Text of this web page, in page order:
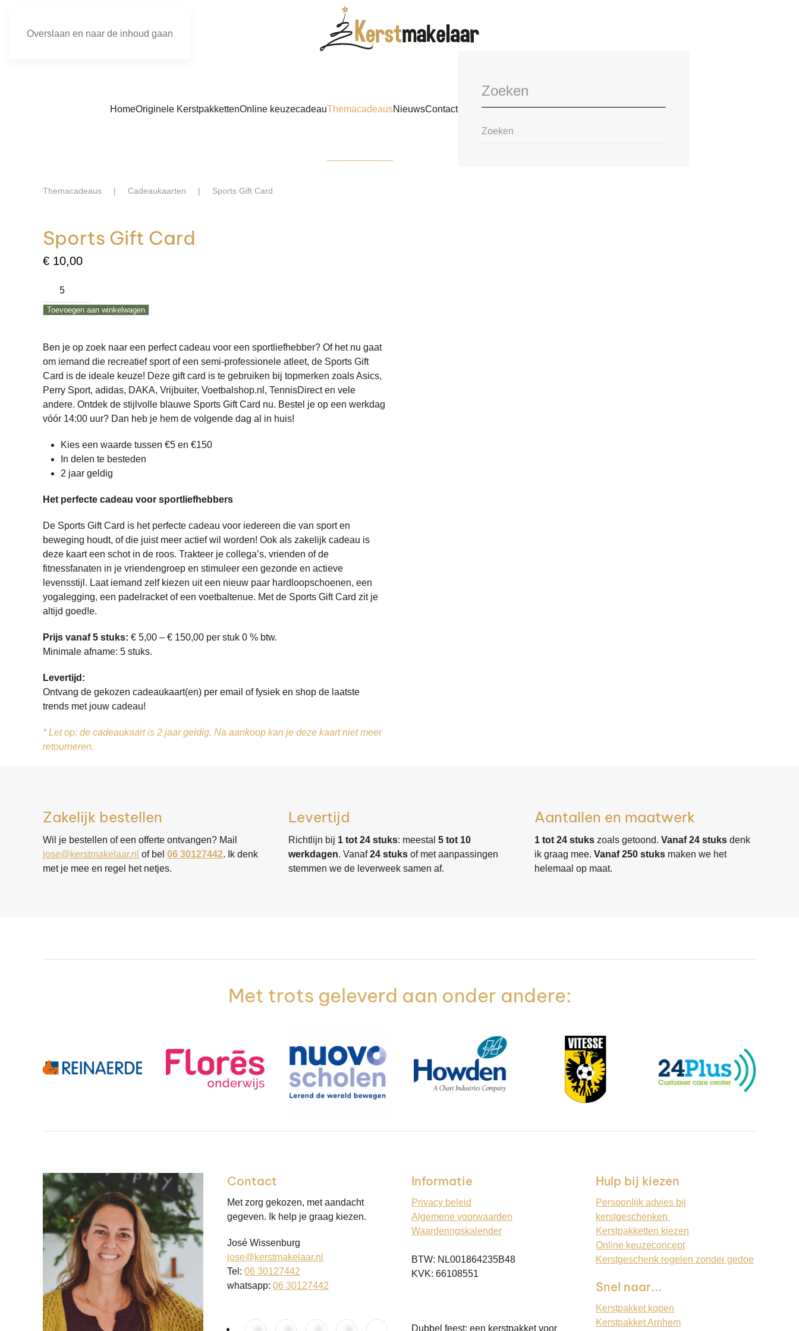
Overslaan en naar de inhoud gaan
HomeOriginele KerstpakkettenOnline keuzecadeauThemacadeausNieuwsContact
Themacadeaus Cadeaukaarten Sports Gift Card
Sports Gift Card
€ 10,00
Sports
Card
Toevoegen aan winkelwagen
Ben je op zoek naar een perfect cadeau voor een sportliefhebber? Of het nu gaat
om iemand die recreatief sport of een semi-professionele atleet, de Sports Gift
Card is de ideale keuze! Deze gift card is te gebruiken bij topmerken zoals Asics,
Perry Sport, adidas, DAKA, Vrijbuiter, Voetbalshop.nl, TennisDirect en vele
andere. Ontdek de stijlvolle blauwe Sports Gift Card nu. Bestel je op een werkdag
vóór 14:00 uur? Dan heb je hem de volgende dag al in huis!
Kies een waarde tussen €5 en €150
In delen te besteden
2 jaar geldig
Het perfecte cadeau voor sportliefhebbers
De Sports Gift Card is het perfecte cadeau voor iedereen die van sport en
beweging houdt, of die juist meer actief wil worden! Ook als zakelijk cadeau is
deze kaart een schot in de roos. Trakteer je collega’s, vrienden of de
fitnessfanaten in je vriendengroep en stimuleer een gezonde en actieve
levensstijl. Laat iemand zelf kiezen uit een nieuw paar hardloopschoenen, een
yogalegging, een padelracket of een voetbaltenue. Met de Sports Gift Card zit je
altijd goed!e.
Prijs vanaf 5 stuks: € 5,00 – € 150,00 per stuk 0 % btw.
Minimale afname: 5 stuks.
Levertijd:
Ontvang de gekozen cadeaukaart(en) per email of fysiek en shop de laatste
trends met jouw cadeau!
* Let op: de cadeaukaart is 2 jaar geldig. Na aankoop kan je deze kaart niet meer
retourneren.
Zakelijk bestellen
Wil je bestellen of een offerte ontvangen? Mail
jose@kerstmakelaar.nl of bel 06 30127442. Ik denk
met je mee en regel het netjes.
Levertijd
Richtlijn bij 1 tot 24 stuks: meestal5 tot 10
werkdagen. Vanaf24 stuks of met aanpassingen
stemmen we de leverweek samen af.
Aantallen en maatwerk
1 tot 24 stukszoals getoond. Vanaf 24 stuksdenk
ik graag mee. Vanaf 250 stuksmaken we het
helemaal op maat.
Met trots geleverd aan onder andere:
Contact
Met zorg gekozen, met aandacht
gegeven. Ik help je graag kiezen.
José Wissenburg
jose@kerstmakelaar.nl
Tel: 06 30127442
whatsapp: 06 30127442
Informatie
Privacy beleid
Algemene voorwaarden
Waarderingskalender
BTW: NL001864235B48
KVK: 66108551
Dubbel feest: een kerstpakket voor
Hulp bij kiezen
Persoonlijk advies bij
kerstgeschenken
Kerstpakketten kiezen
Online keuzeconcept
Kerstgeschenk regelen zonder gedoe
Snel naar...
Kerstpakket kopen
Kerstpakket Arnhem